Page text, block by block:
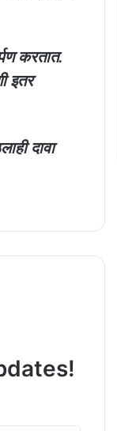
करतात.
इतर
दावा